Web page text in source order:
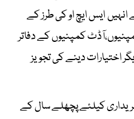
ایس ایچ او کی طرز کے
کمپنیوں کے دفاتر
اختیارات دینے کی تجویز
کیلئے پچھلے سال کے